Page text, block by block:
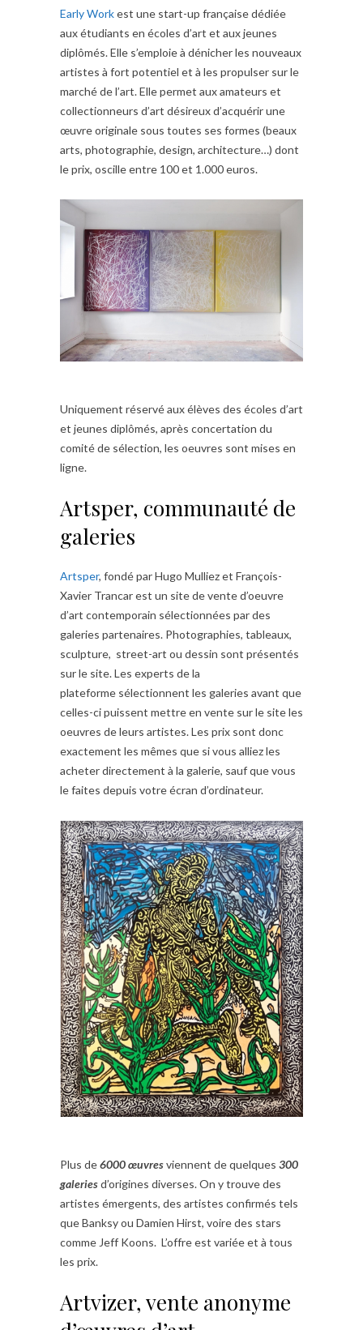
Early Workest une start-up française dédiée
aux étudiants en écoles d’art et aux jeunes
diplômés. Elle s’emploie à dénicher les nouveaux
artistes à fort potentiel et à les propulser sur le
marché de l’art. Elle permet aux amateurs et
collectionneurs d’art désireux d’acquérir une
œuvre originale sous toutes ses formes (beaux
arts, photographie, design, architecture…) dont
le prix, oscille entre 100 et 1.000 euros.
Uniquement réservé aux élèves des écoles d’art
et jeunes diplômés, après concertation du
comité de sélection, les oeuvres sont mises en
ligne.
Artsper, communauté de
galeries
Artsper, fondé par Hugo Mulliez et François-
Xavier Trancar est un site de vente d’oeuvre
d’art contemporain sélectionnées par des
galeries partenaires. Photographies, tableaux,
sculpture, street-art ou dessin sont présentés
sur le site. Les experts de la
plateforme sélectionnent les galeries avant que
celles-ci puissent mettre en vente sur le site les
oeuvres de leurs artistes. Les prix sont donc
exactement les mêmes que si vous alliez les
acheter directement à la galerie, sauf que vous
le faites depuis votre écran d’ordinateur.
Plus de6000 œuvresviennent de quelques 300
galeriesd’origines diverses. On y trouve des
artistes émergents, des artistes confirmés tels
que Banksy ou Damien Hirst, voire des stars
comme Jeff Koons. L’offre est variée et à tous
les prix.
Artvizer, vente anonyme